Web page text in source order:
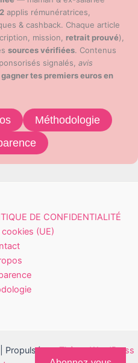
applis rémunératrices,
& cashback. Chaque article
mission, retrait prouvé),
sources vérifiées. Contenus
signalés, avis
gagner tes premiers euros en
Méthodologie
DE CONFIDENTIALITÉ
(UE)
Propulsé parThème WordPress